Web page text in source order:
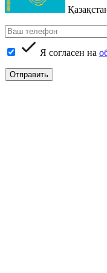
Я согласен на